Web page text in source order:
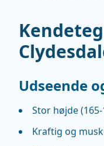
Udseende
Stor højde
Kraftig og